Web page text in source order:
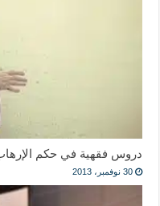
دروس فقهية في حكم الإرهاب
30 نوفمبر، 2013